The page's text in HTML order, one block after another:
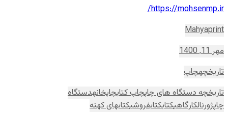
https://mohsenmp.ir/
Mahyaprint
مهر 11, 1400
تاریخچهچاپ
تاریخچه دستگاه های چاپچاپ کتابچاپخانهدستگاه
چاپژورنالکارگاهیکتابکتابفروشیکتابهای کهنه